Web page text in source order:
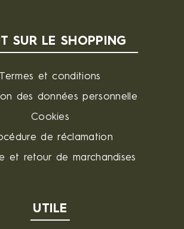
SUR LE SHOPPING
Termes et conditions
des données personnelle
Cookies
de réclamation
et retour de marchandises
UTILE